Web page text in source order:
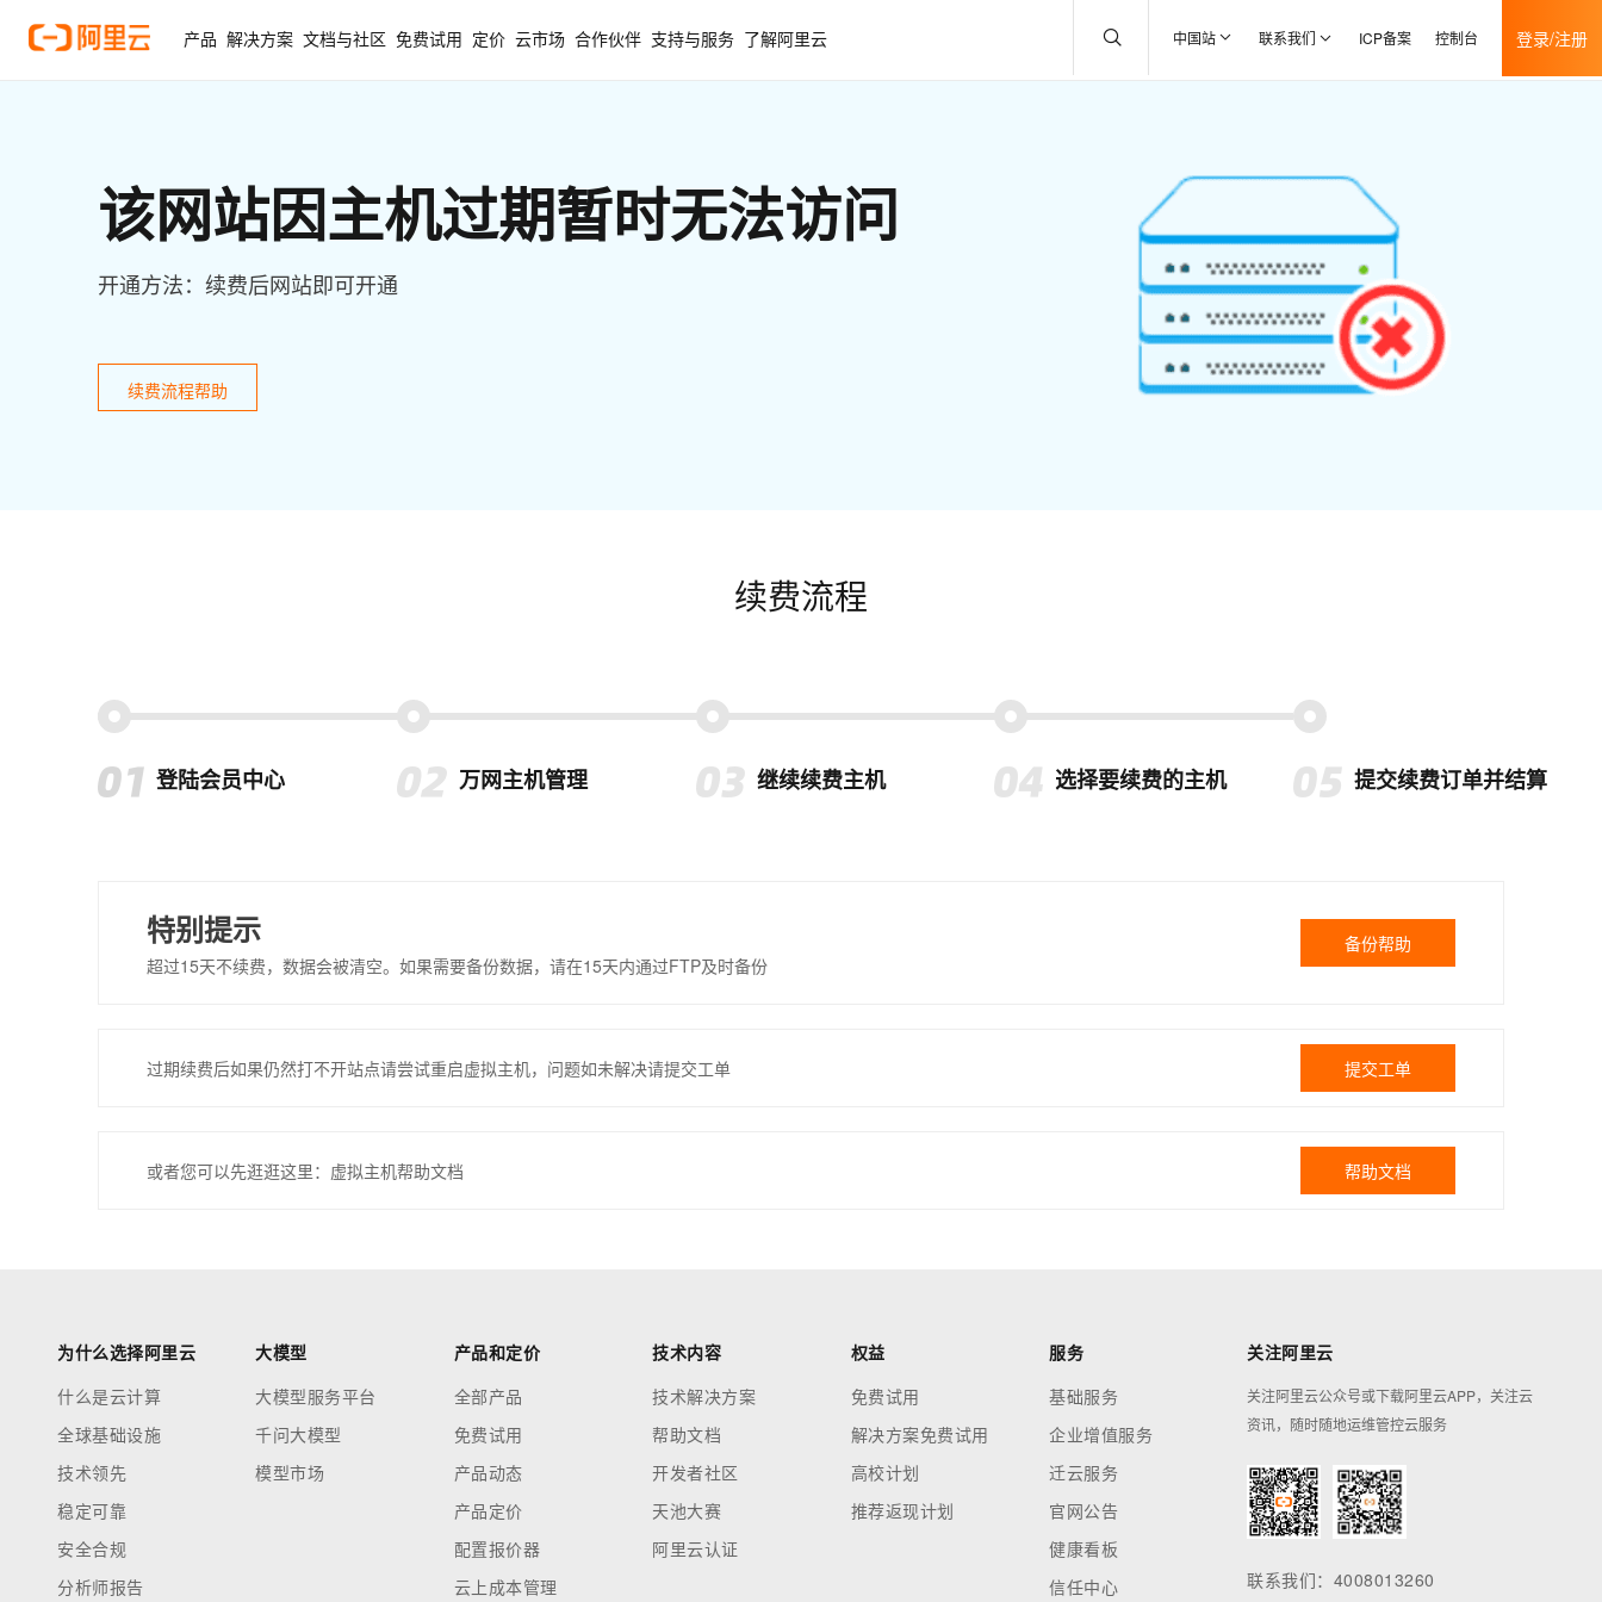
产品 解决方案 文档与社区 免费试用 定价 云市场 合作伙伴 支持与服务 了解阿里云 中国站 联系我们 ICP备案 控制台 登录/注册
该网站因主机过期暂时无法访问
开通方法：续费后网站即可开通
续费流程帮助
续费流程
登陆会员中心 万网主机管理 继续续费主机 选择要续费的主机 提交续费订单并结算
特别提示
超过15天不续费，数据会被清空。如果需要备份数据，请在15天内通过FTP及时备份
备份帮助
过期续费后如果仍然打不开站点请尝试重启虚拟主机，问题如未解决请提交工单 提交工单
或者您可以先逛逛这里：虚拟主机帮助文档 帮助文档